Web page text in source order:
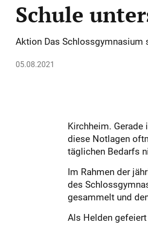
Schule
Aktion Das Schlossgymnasium
05.08.2021
Kirchheim.
diese Notlagen
täglichen Bedarfs
Im Rahmen der
des
gesammelt und
Als Helden gefeiert